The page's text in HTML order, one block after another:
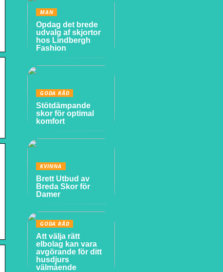
MAN
Opdag det brede
udvalg af skjortor
hos Lindbergh
Fashion
GODA RÅD
Stötdämpande
skor för optimal
komfort
KVINNA
Brett Utbud av
Breda Skor för
Damer
GODA RÅD
Att välja rätt
elbolag kan vara
avgörande för ditt
husdjurs
välmående